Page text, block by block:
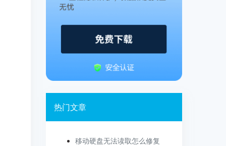
热门文章
移动硬盘无法读取怎么修复